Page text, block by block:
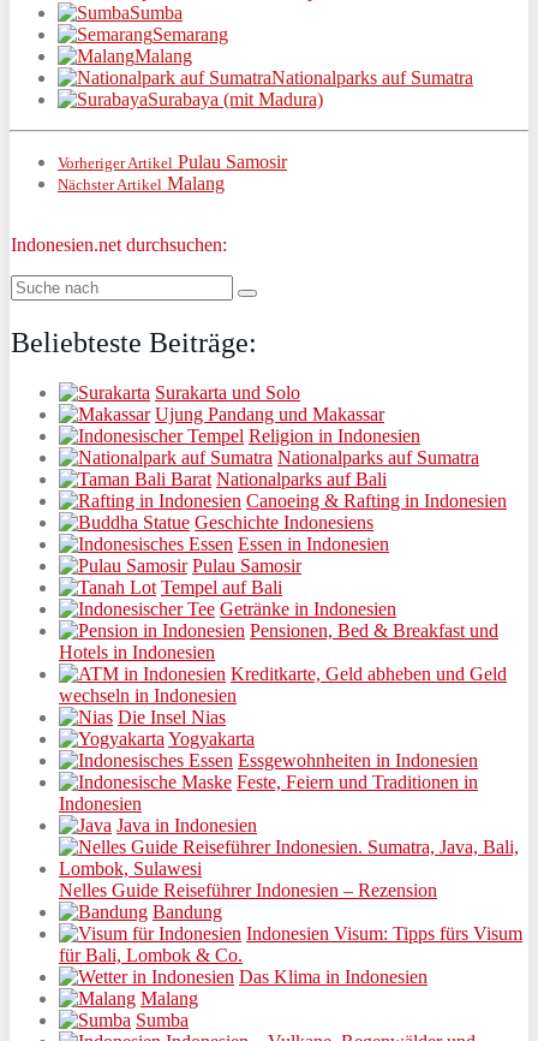
Sumba
Semarang
Malang
Nationalparks auf Sumatra
Surabaya (mit Madura)
Vorheriger Artikel Pulau Samosir
Nächster Artikel Malang
Indonesien.net durchsuchen:
Beliebteste Beiträge:
Surakarta und Solo
Ujung Pandang und Makassar
Religion in Indonesien
Nationalparks auf Sumatra
Nationalparks auf Bali
Canoeing & Rafting in Indonesien
Geschichte Indonesiens
Essen in Indonesien
Pulau Samosir
Tempel auf Bali
Getränke in Indonesien
Pensionen, Bed & Breakfast und
Hotels in Indonesien
Kreditkarte, Geld abheben und Geld
wechseln in Indonesien
Die Insel Nias
Yogyakarta
Essgewohnheiten in Indonesien
Feste, Feiern und Traditionen in
Indonesien
Java in Indonesien
Nelles Guide Reiseführer Indonesien – Rezension
Bandung
Indonesien Visum: Tipps fürs Visum
für Bali, Lombok & Co.
Das Klima in Indonesien
Malang
Sumba